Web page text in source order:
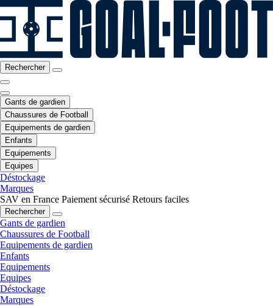
Rechercher
Gants de gardien
Chaussures de Football
Equipements de gardien
Enfants
Equipements
Equipes
Déstockage
Marques
SAV en France Paiement sécurisé Retours faciles
Rechercher
Gants de gardien
Chaussures de Football
Equipements de gardien
Enfants
Equipements
Equipes
Déstockage
Marques